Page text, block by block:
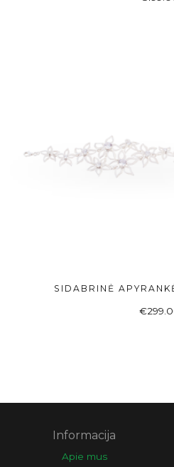
Į
SIDABRINĖ
€
Informacija
Apie mus